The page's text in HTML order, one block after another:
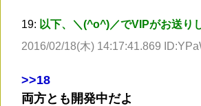
19: 以下、＼(^o^)／でVIPがお送り
2016/02/18(木) 14:17:41.869
>>18
両方とも開発中だよ